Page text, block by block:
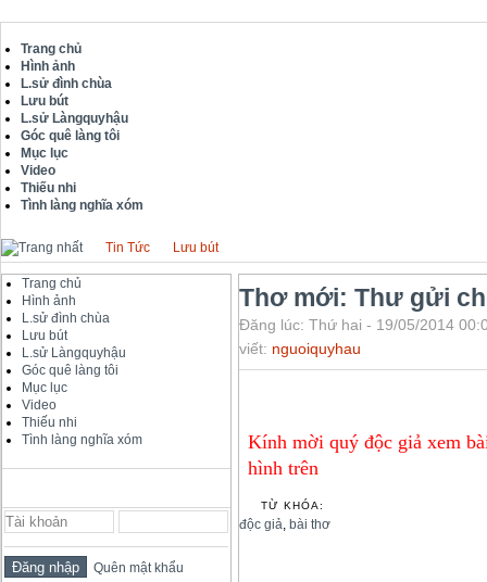
Trang chủ
Hình ảnh
L.sử đình chùa
Lưu bút
L.sử Làngquyhậu
Góc quê làng tôi
Mục lục
Video
Thiếu nhi
Tình làng nghĩa xóm
Tin Tức Lưu bút
Trang chủ
Hình ảnh
L.sử đình chùa
Lưu bút
L.sử Làngquyhậu
Góc quê làng tôi
Mục lục
Video
Thiếu nhi
Tình làng nghĩa xóm
Quên mật khẩu
Thơ mới: Thư gửi
Đăng lúc: Thứ hai - 19/05/2014
viết: nguoiquyhau
Kính mời quý độc giả xem
hình trên
TỪ KHÓA:
độc giả, bài thơ